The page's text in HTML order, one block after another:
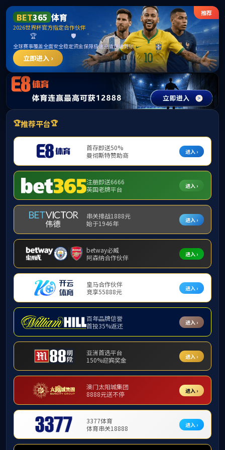
中国·必威(bw·西汉姆联)有限公司-Official
website
提示：访问地址无效，1349/http:/yyjjx找不到对应的栏目！
首页 关闭此页